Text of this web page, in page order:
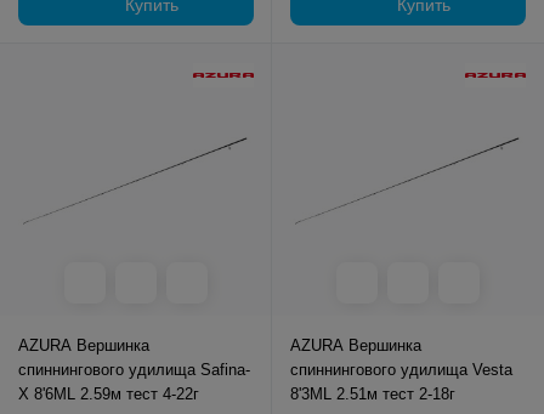
Купить Купить
AZURA Вершинка
спиннингового удилища Safina-
X 8'6ML 2.59м тест 4-22г
AZURA Вершинка
спиннингового удилища Vesta
8'3ML 2.51м тест 2-18г